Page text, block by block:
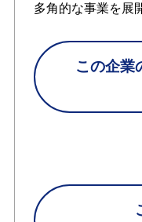
多角的な事業を展
この企業